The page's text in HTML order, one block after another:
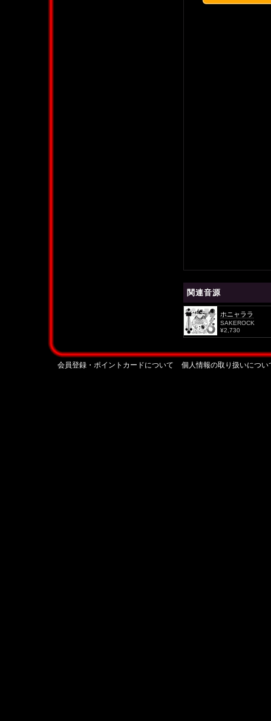
関連音源
ホニャララ
SAKEROCK
¥2,730
会員登録・ポイントカードについて 個人情報の取り扱いについ